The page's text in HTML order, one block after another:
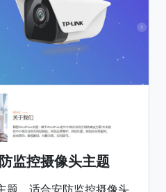
监控摄像头主题